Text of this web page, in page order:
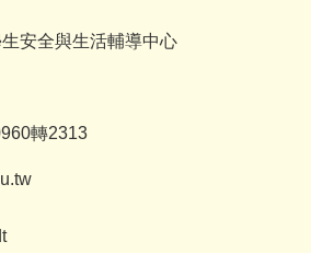
安全與生活輔導中心
轉2313